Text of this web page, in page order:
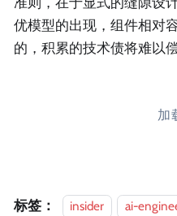
优模型的出现，组件相对
的，积累的技术债将难以偿
加
标签： insider ai-